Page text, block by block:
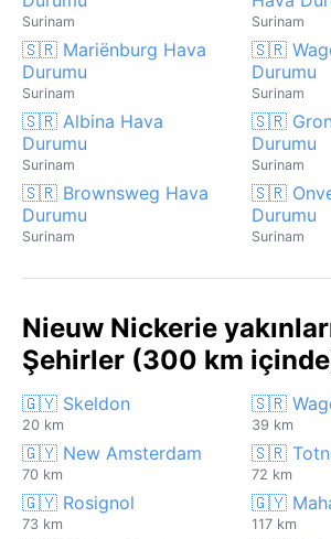
Surinam Surinam
🇸🇷 Mariënburg Hava
Durumu
Surinam
🇸🇷
Durumu
Surinam
🇸🇷 Albina Hava
Durumu
Surinam
🇸🇷
Durumu
Surinam
🇸🇷 Brownsweg Hava
Durumu
Surinam
🇸🇷
Durumu
Surinam
Nieuw Nickerie
Şehirler (300 km
🇬🇾 Skeldon
20 km
🇸🇷
39 km
🇬🇾 New Amsterdam
70 km
🇸🇷
72 km
🇬🇾 Rosignol
73 km
🇬🇾
117 km